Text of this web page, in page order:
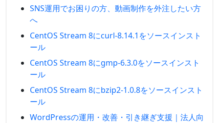
SNS運用でお困りの方、動画制作を外注したい方
へ
CentOS Stream 8にcurl-8.14.1をソースインスト
ール
CentOS Stream 8にgmp-6.3.0をソースインスト
ール
CentOS Stream 8にbzip2-1.0.8をソースインスト
ール
WordPressの運用・改善・引き継ぎ支援｜法人向